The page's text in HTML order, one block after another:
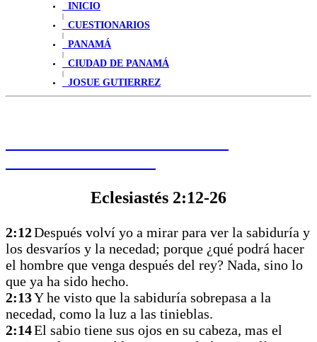
INICIO
|
CUESTIONARIOS
|
PANAMÁ
|
CIUDAD DE PANAMÁ
|
JOSUE GUTIERREZ
Eclesiastés 2:12-26
2:12Después volví yo a mirar para ver la sabiduría y
los desvaríos y la necedad; porque ¿qué podrá hacer
el hombre que venga después del rey? Nada, sino lo
que ya ha sido hecho.
2:13Y he visto que la sabiduría sobrepasa a la
necedad, como la luz a las tinieblas.
2:14El sabio tiene sus ojos en su cabeza, mas el